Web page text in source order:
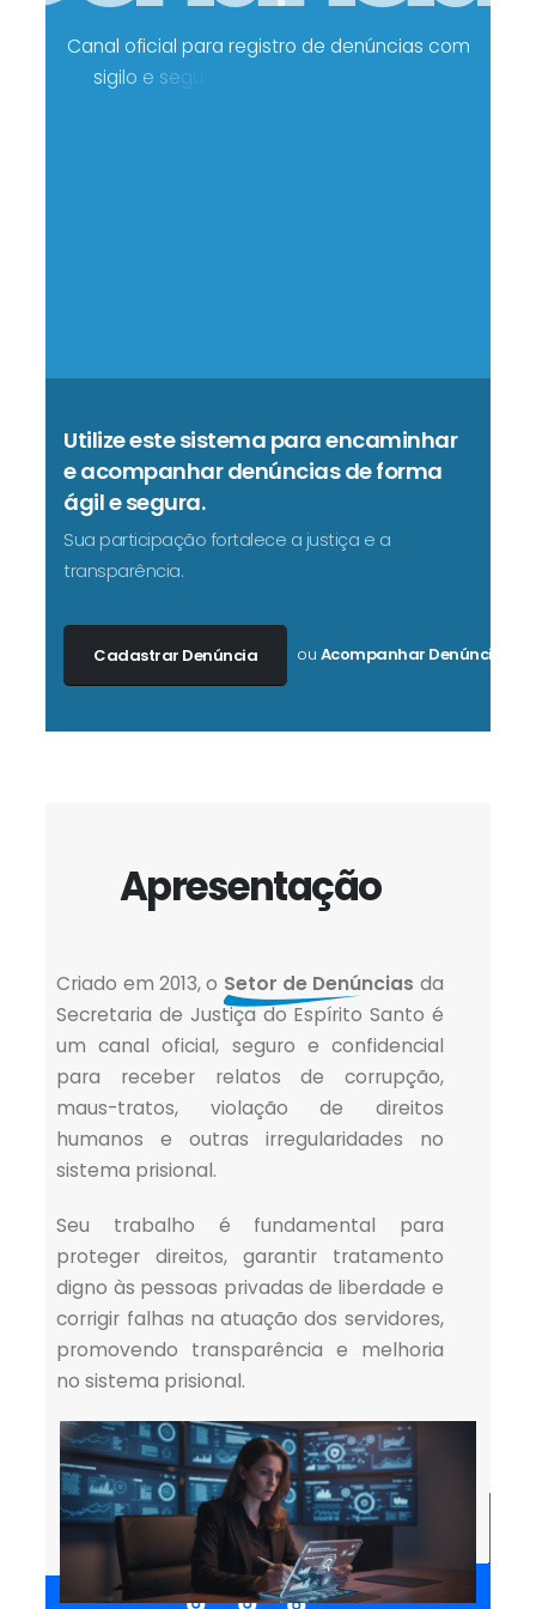
Canal oficial para registro de denúncias com
sigilo e seg
Utilize este sistema para encaminhar
e acompanhar denúncias de forma
ágil e segura.
Sua participação fortalece a justiça e a
transparência.
Cadastrar Denúncia ou Acompanhar Denúncia.
Apresentação
Criado em 2013, o Setor de Denúncias da
Secretaria de Justiça do Espírito Santo é
um canal oficial, seguro e confidencial
para receber relatos de corrupção,
maus-tratos, violação de direitos
humanos e outras irregularidades no
sistema prisional.
Seu trabalho é fundamental para
proteger direitos, garantir tratamento
digno às pessoas privadas de liberdade e
corrigir falhas na atuação dos servidores,
promovendo transparência e melhoria
no sistema prisional.